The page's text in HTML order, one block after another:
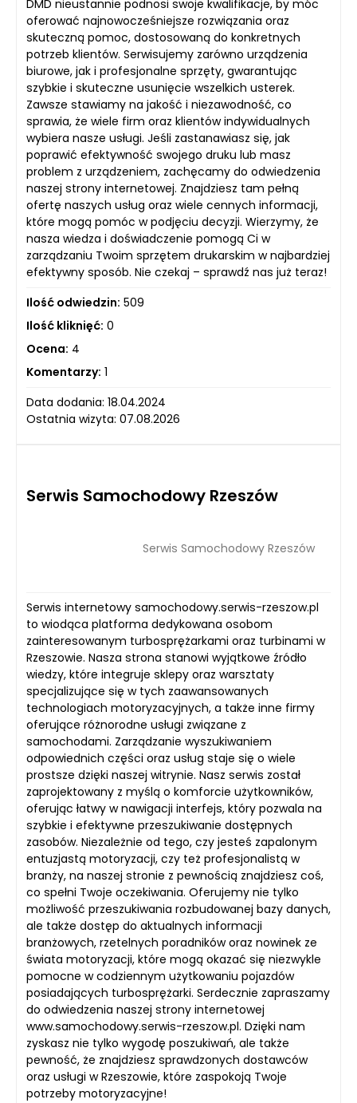
DMD nieustannie podnosi swoje kwalifikacje, by móc
oferować najnowocześniejsze rozwiązania oraz
skuteczną pomoc, dostosowaną do konkretnych
potrzeb klientów. Serwisujemy zarówno urządzenia
biurowe, jak i profesjonalne sprzęty, gwarantując
szybkie i skuteczne usunięcie wszelkich usterek.
Zawsze stawiamy na jakość i niezawodność, co
sprawia, że wiele firm oraz klientów indywidualnych
wybiera nasze usługi. Jeśli zastanawiasz się, jak
poprawić efektywność swojego druku lub masz
problem z urządzeniem, zachęcamy do odwiedzenia
naszej strony internetowej. Znajdziesz tam pełną
ofertę naszych usług oraz wiele cennych informacji,
które mogą pomóc w podjęciu decyzji. Wierzymy, że
nasza wiedza i doświadczenie pomogą Ci w
zarządzaniu Twoim sprzętem drukarskim w najbardziej
efektywny sposób. Nie czekaj – sprawdź nas już teraz!
Ilość odwiedzin: 509
Ilość kliknięć: 0
Ocena: 4
Komentarzy: 1
Data dodania: 18.04.2024
Ostatnia wizyta: 07.08.2026
Serwis Samochodowy Rzeszów
Serwis Samochodowy Rzeszów
Serwis internetowy samochodowy.serwis-rzeszow.pl
to wiodąca platforma dedykowana osobom
zainteresowanym turbosprężarkami oraz turbinami w
Rzeszowie. Nasza strona stanowi wyjątkowe źródło
wiedzy, które integruje sklepy oraz warsztaty
specjalizujące się w tych zaawansowanych
technologiach motoryzacyjnych, a także inne firmy
oferujące różnorodne usługi związane z
samochodami. Zarządzanie wyszukiwaniem
odpowiednich części oraz usług staje się o wiele
prostsze dzięki naszej witrynie. Nasz serwis został
zaprojektowany z myślą o komforcie użytkowników,
oferując łatwy w nawigacji interfejs, który pozwala na
szybkie i efektywne przeszukiwanie dostępnych
zasobów. Niezależnie od tego, czy jesteś zapalonym
entuzjastą motoryzacji, czy też profesjonalistą w
branży, na naszej stronie z pewnością znajdziesz coś,
co spełni Twoje oczekiwania. Oferujemy nie tylko
możliwość przeszukiwania rozbudowanej bazy danych,
ale także dostęp do aktualnych informacji
branżowych, rzetelnych poradników oraz nowinek ze
świata motoryzacji, które mogą okazać się niezwykle
pomocne w codziennym użytkowaniu pojazdów
posiadających turbosprężarki. Serdecznie zapraszamy
do odwiedzenia naszej strony internetowej
www.samochodowy.serwis-rzeszow.pl. Dzięki nam
zyskasz nie tylko wygodę poszukiwań, ale także
pewność, że znajdziesz sprawdzonych dostawców
oraz usługi w Rzeszowie, które zaspokoją Twoje
potrzeby motoryzacyjne!